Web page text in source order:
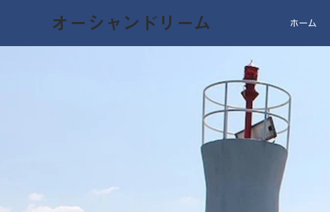
オーシャンドリーム ホーム